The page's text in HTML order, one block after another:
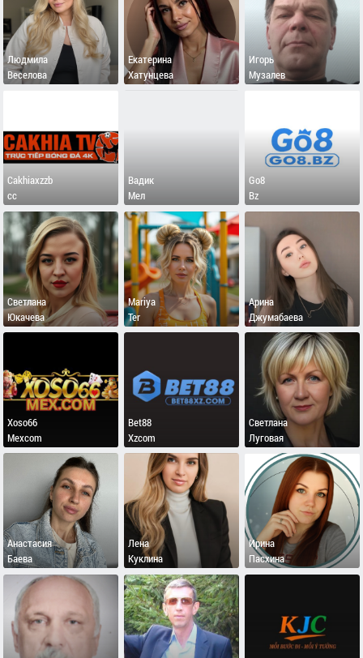
Людмила
Веселова
Екатерина
Хатунцева
Игорь
Музалев
Cakhiaxzzb
cc
Вадик
Мел
Go8
Bz
Светлана
Юкачева
Mariya
Ter
Арина
Джумабаева
Xoso66
Mexcom
Bet88
Xzcom
Светлана
Луговая
Анастасия
Баева
Лена
Куклина
Ирина
Пасхина